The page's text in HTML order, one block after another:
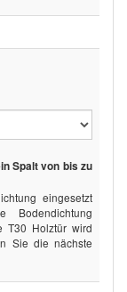
Spalt von bis zu
eingesetzt
T30 Holztür wird
Sie die nächste